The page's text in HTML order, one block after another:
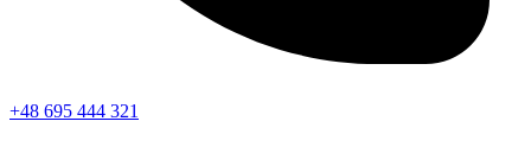
+48 695 444 321